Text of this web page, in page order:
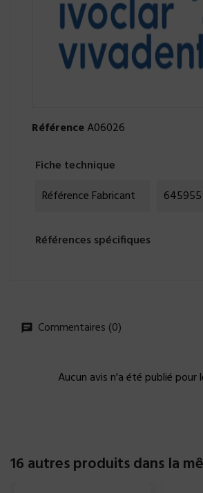
RéférenceA06026
Fiche technique
Référence Fabricant
645955
Références spécifiques
Commentaires (0)
Aucun avis n'a été publié pour
16 autres produits dans la